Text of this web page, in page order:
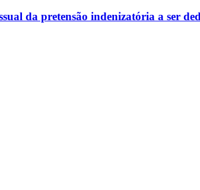
da pretensão indenizatória a ser